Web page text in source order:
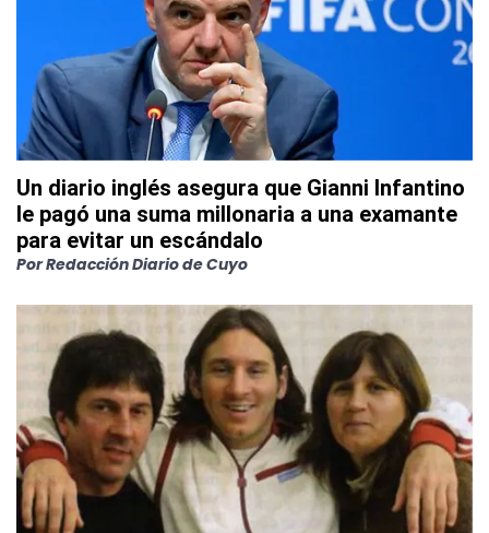
Un diario inglés asegura que Gianni Infantino
le pagó una suma millonaria a una examante
para evitar un escándalo
PorRedacción Diario de Cuyo